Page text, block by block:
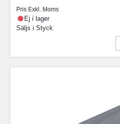
Pris Exkl. Moms
Ej i lager
Säljs i Styck